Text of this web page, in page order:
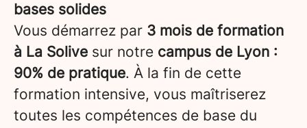
bases solides
Vous démarrez par 3 mois de formation
à La Solive sur notre campus de Lyon :
90% de pratique. À la fin de cette
formation intensive, vous maîtriserez
toutes les compétences de base du